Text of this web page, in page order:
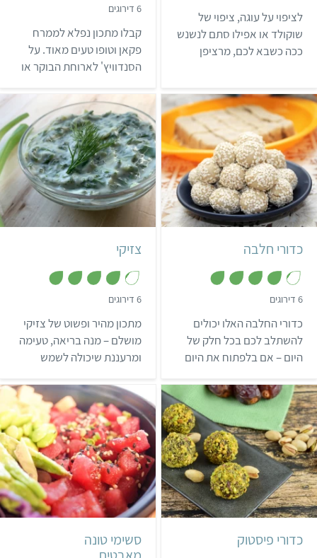
ע
מ
ו
ד
4
0
.
6
מ
ת
ו
לציפוי על עוגה, ציפוי של
שוקולד או אפילו סתם לנשנש
ככה כשבא לכם, מרציפן
6 דירוגים
.
2
מ
ת
ו
ך
קבלו מתכון נפלא לממרח
פקאן וטופו טעים מאוד. על
הסנדוויץ' לארוחת הבוקר או
את הפינה בכל זמן!
קל
כדורי חלבה
6 דירוגים
.
2
מ
ת
ו
כדורי החלבה האלו יכולים
להשתלב לכם בכל חלק של
היום – אם בלפתוח את היום
אחרי אימון, או סתם כשרוצים
לנשנש.
קל 10 דקות
6 מנות יווני
צזיקי
6 דירוגים
.
2
מ
ו
מתכון מהיר ופשוט של צזיקי
מושלם – מנה בריאה, טעימה
ומרעננת שיכולה לשמש
המנה העיקרית.
קל 20 דקות
כ-25 כדורים
כדורי פיסטוק
קל 4 שעות ו-30 דקות
3 מנות יפני
סשימי טונה